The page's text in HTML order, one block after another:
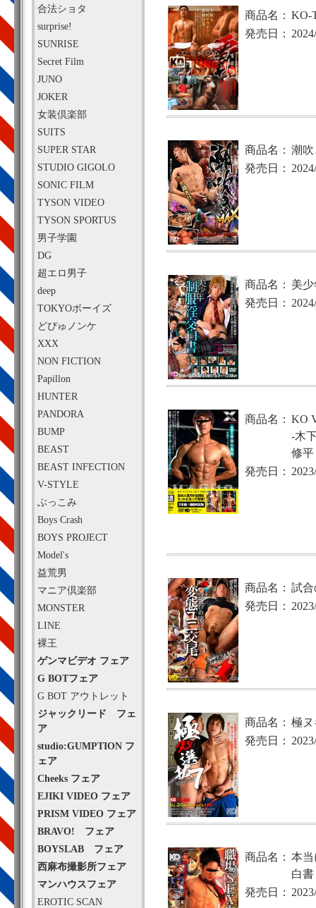
合法ショタ
surprise!
SUNRISE
Secret Film
JUNO
JOKER
女装倶楽部
SUITS
SUPER STAR
STUDIO GIGOLO
SONIC FILM
TYSON VIDEO
TYSON SPORTUS
男子学園
DG
超エロ男子
deep
TOKYOボーイズ
どぴゅノンケ
XXX
NON FICTION
Papillon
HUNTER
PANDORA
BUMP
BEAST
BEAST INFECTION
V-STYLE
ぶっこみ
Boys Crash
BOYS PROJECT
Model's
益荒男
マニア倶楽部
MONSTER
LINE
裸王
ゲンマビデオ フェア
G BOTフェア
G BOT アウトレット
ジャックリード フェ
ア
studio:GUMPTION フ
ェア
Cheeks フェア
EJIKI VIDEO フェア
PRISM VIDEO フェア
BRAVO! フェア
BOYSLAB フェア
西麻布撮影所フェア
マンハウスフェア
EROTIC SCAN
商品名： KO-
発売日：
商品名： 潮
発売日：
商品名： 美
発売日：
商品名： KO
-木
修
発売日：
商品名： 試
発売日：
商品名： 極ヌ
発売日：
商品名： 本
白書
発売日：